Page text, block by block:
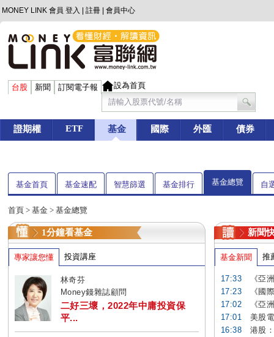
MONEY LINK 會員 登入 註冊 會員中心
台股 新聞 訂閱電子報 設為首頁
證期權 ETF 基金 國際 外匯 債券
基金首頁 基金速配 智慧篩選 基金排行 基金總覽 自
首頁 > 基金 > 基金總覽
1分鐘看基金
專家讓您懂 投資講座
林奇芬
Money錢雜誌顧問
二好三壞，2022年中庸投資保
平...
新聞
基金新聞 推
17:33
《亞
17:23
《國
17:02
《亞
17:01
美股
16:38
港股